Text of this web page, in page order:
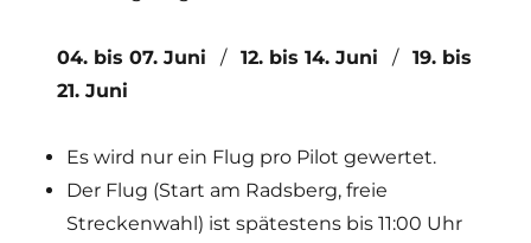
04. bis 07. Juni / 12. bis 14. Juni / 19. bis
21. Juni
Es wird nur ein Flug pro Pilot gewertet.
Der Flug (Start am Radsberg, freie
Streckenwahl) ist spätestens bis 11:00 Uhr